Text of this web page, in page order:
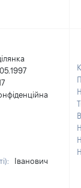
Іванович